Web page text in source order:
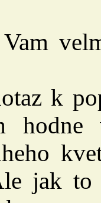
k
jak